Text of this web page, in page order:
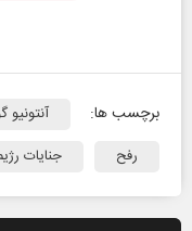
برچسب ها:
رفح
جنایات